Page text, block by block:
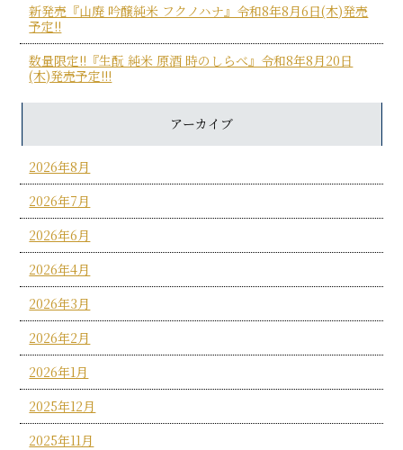
新発売『山廃 吟醸純米 フクノハナ』令和8年8月6日(木)発売
予定!!
数量限定!!『生酛 純米 原酒 時のしらべ』令和8年8月20日
(木)発売予定!!!
アーカイブ
2026年8月
2026年7月
2026年6月
2026年4月
2026年3月
2026年2月
2026年1月
2025年12月
2025年11月